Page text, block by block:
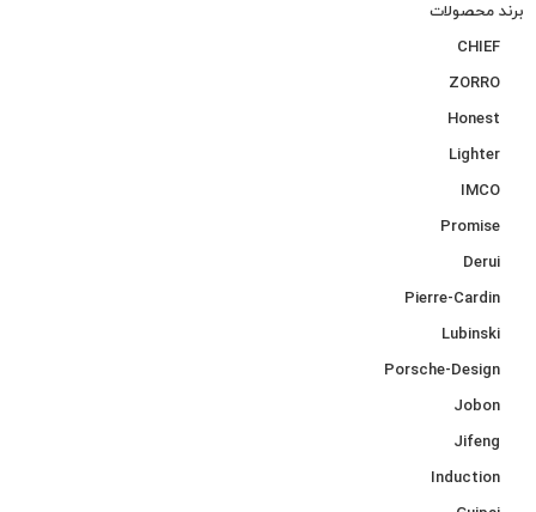
برند محصولات
CHIEF
ZORRO
Honest
Lighter
IMCO
Promise
Derui
Pierre-Cardin
Lubinski
Porsche-Design
Jobon
Jifeng
Induction